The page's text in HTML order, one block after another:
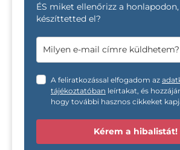
ÉS miket ellenőrizz a
készíttetted el?
A feliratkozással elfogadom az
tájékoztatóban leírtakat, és
hogy további hasznos cikkeket
Kérem a hibalistát!